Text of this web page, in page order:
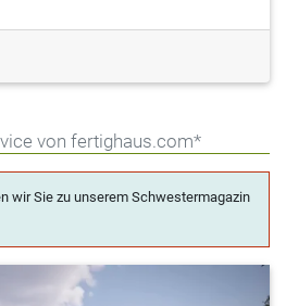
von fertighaus.com*
wir Sie zu unserem Schwestermagazin